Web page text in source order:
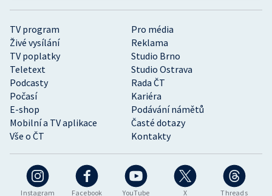
Instagram Facebook YouTube X Threads
TV program
Pro média
Živé vysílání
Reklama
TV poplatky
Studio Brno
Teletext
Studio Ostrava
Podcasty
Rada ČT
Počasí
Kariéra
E-shop
Podávání námětů
Mobilní a TV aplikace
Časté dotazy
Vše o ČT
Kontakty